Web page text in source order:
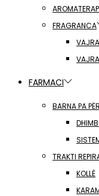
FRAGRANCA
FARMACI
BARNA PA
TRAKTI
KOLLË